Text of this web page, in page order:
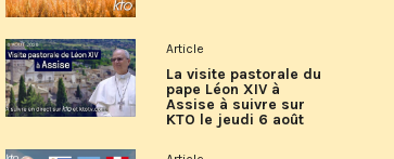
Article
La visite pastorale du
pape Léon XIV à
Assise à suivre sur
KTO le jeudi 6 août